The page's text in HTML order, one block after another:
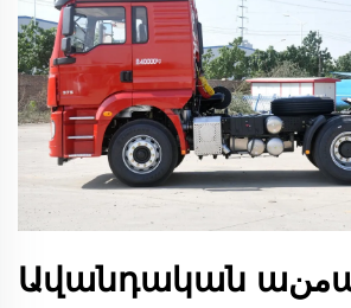
Ավանդական աمنական և